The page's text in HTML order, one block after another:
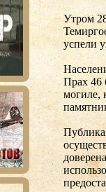
Утром
успели
Прах 46
могиле,